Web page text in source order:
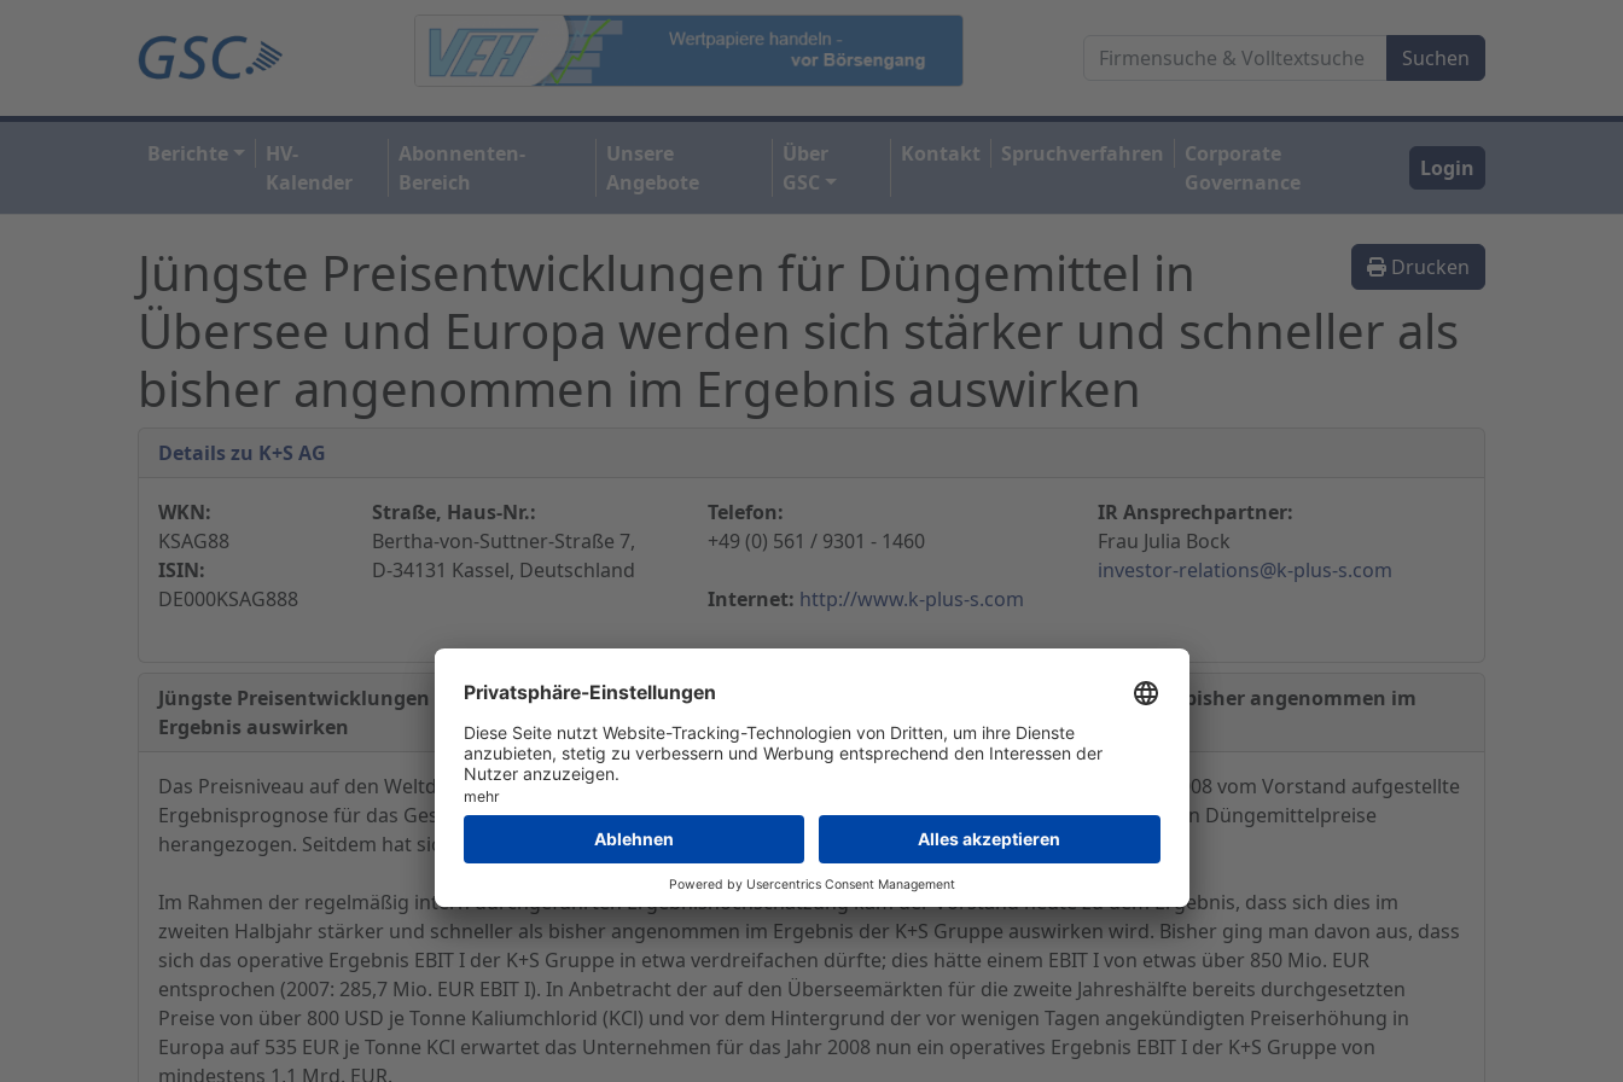
Berichte
HV-
Kalender
Abonnenten-
Bereich
Unsere
Angebote
Über
GSC
Kontakt Spruchverfahren
Corporate
Governance
Login
Drucken
Jüngste Preisentwicklungen für Düngemittel in
Übersee und Europa werden sich stärker und schneller als
bisher angenommen im Ergebnis auswirken
Details zu K+S AG
WKN:
KSAG88
ISIN:
DE000KSAG888
Straße, Haus-Nr.:
Bertha-von-Suttner-Straße 7,
D-34131 Kassel, Deutschland
Telefon:
+49 (0) 561 / 9301 - 1460
Internet: http://www.k-plus-s.com
IR Ansprechpartner:
Frau Julia Bock
investor-relations@k-plus-s.com
Jüngste Preisentwicklungen für Düngemittel in Übersee und Europa werden sich stärker und schneller als bisher angenommen im
Ergebnis auswirken
Das Preisniveau auf den Weltdüngemittelmärkten hat sich seit Jahresbeginn deutlich erhöht; für die am 6. Mai 2008 vom Vorstand aufgestellte
Ergebnisprognose für das Gesamtjahr 2008 wurden - wie üblich - die zu diesem Zeitpunkt international erreichten Düngemittelpreise
herangezogen. Seitdem hat sich das Preisniveau insbesondere bei Kali weiter signifikant erhöht.
Im Rahmen der regelmäßig intern durchgeführten Ergebnishochschätzung kam der Vorstand heute zu dem Ergebnis, dass sich dies im
zweiten Halbjahr stärker und schneller als bisher angenommen im Ergebnis der K+S Gruppe auswirken wird. Bisher ging man davon aus, dass
sich das operative Ergebnis EBIT I der K+S Gruppe in etwa verdreifachen dürfte; dies hätte einem EBIT I von etwas über 850 Mio. EUR
entsprochen (2007: 285,7 Mio. EUR EBIT I). In Anbetracht der auf den Überseemärkten für die zweite Jahreshälfte bereits durchgesetzten
Preise von über 800 USD je Tonne Kaliumchlorid (KCl) und vor dem Hintergrund der vor wenigen Tagen angekündigten Preiserhöhung in
Europa auf 535 EUR je Tonne KCl erwartet das Unternehmen für das Jahr 2008 nun ein operatives Ergebnis EBIT I der K+S Gruppe von
mindestens 1,1 Mrd. EUR.